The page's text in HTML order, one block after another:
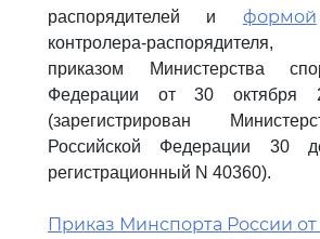
распорядителей и формой
контролера-
приказом Министерства
Федерации от 30
(зарегистрирован
Российской Федерации 30
регистрационный N 40360).
Приказ Минспорта России от